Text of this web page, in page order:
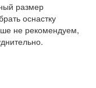
размер
оснастку
не рекомендуем,